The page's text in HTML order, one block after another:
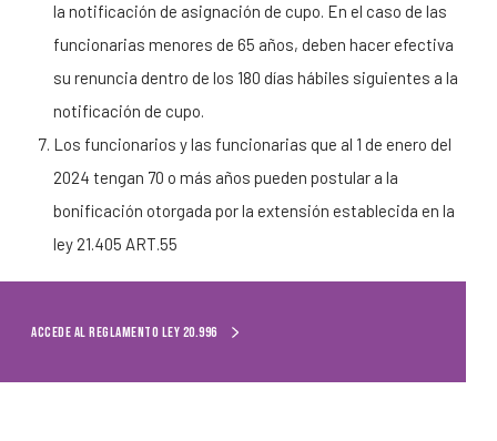
la notificación de asignación de cupo. En el caso de las
funcionarias menores de 65 años, deben hacer efectiva
su renuncia dentro de los 180 días hábiles siguientes a la
notificación de cupo.
Los funcionarios y las funcionarias que al 1 de enero del
2024 tengan 70 o más años pueden postular a la
bonificación otorgada por la extensión establecida en la
ley 21.405 ART.55
Accede al Reglamento Ley 20.996